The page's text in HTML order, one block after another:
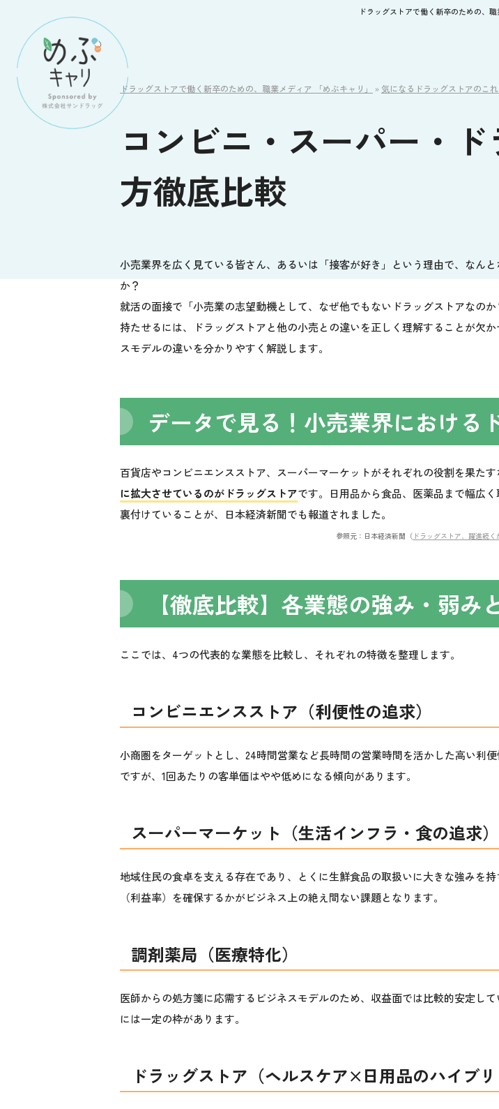
ドラッグストアで働く新卒のための、
ドラッグストアで働く新卒のための、職業メディア 「めぶキャリ」 » 気になるドラッグストアのこ
コンビニ・スーパー・
方徹底比較
小売業界を広く見ている皆さん、あるいは「接客が好き」という理由で、なん
か？
就活の面接で「小売業の志望動機として、なぜ他でもないドラッグストアなの
持たせるには、ドラッグストアと他の小売との違いを正しく理解することが欠
スモデルの違いを分かりやすく解説します。
データで見る！小売業界における
百貨店やコンビニエンスストア、スーパーマーケットがそれぞれの役割を果た
に拡大させているのがドラッグストアです。日用品から食品、医薬品まで幅広
裏付けていることが、日本経済新聞でも報道されました。
参照元：日本経済新聞（ ドラッグストア、躍進続
【徹底比較】各業態の強み・弱
ここでは、4つの代表的な業態を比較し、それぞれの特徴を整理します。
コンビニエンスストア（利便性の追求）
小商圏をターゲットとし、24時間営業など長時間の営業時間を活かした高い利便
ですが、1回あたりの客単価はやや低めになる傾向があります。
スーパーマーケット（生活インフラ・食の追求）
地域住民の食卓を支える存在であり、とくに生鮮食品の取扱いに大きな強みを
（利益率）を確保するかがビジネス上の絶え間ない課題となります。
調剤薬局（医療特化）
医師からの処方箋に応需するビジネスモデルのため、収益面では比較的安定し
には一定の枠があります。
ドラッグストア（ヘルスケア×日用品のハイブリ